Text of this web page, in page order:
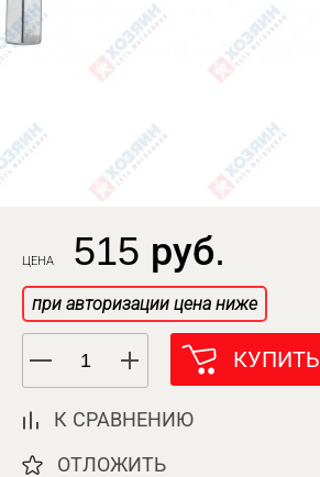
ЦЕНА 515 руб.
при авторизации цена ниже
КУПИТЬ
К СРАВНЕНИЮ
ОТЛОЖИТЬ